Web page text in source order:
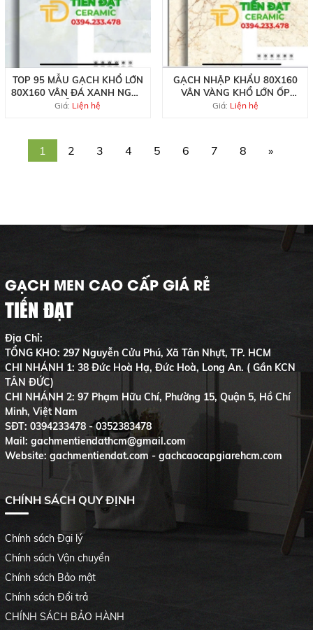
TOP 95 MẪU GẠCH KHỔ LỚN
80X160 VÂN ĐÁ XANH NGỌC
MẪU MỚI
Giá: Liện hệ
GẠCH NHẬP KHẨU 80X160
VÂN VÀNG KHỔ LỚN ỐP
TƯỜNG GIÁ RẺ
Giá: Liện hệ
1 2 3 4 5 6 7 8 »
GẠCH MEN CAO CẤP GIÁ RẺ
TIẾN ĐẠT
Địa Chỉ:
TỔNG KHO: 297 Nguyễn Cửu Phú, Xã Tân Nhựt, TP. HCM
CHI NHÁNH 1: 38 Đức Hoà Hạ, Đức Hoà, Long An. ( Gần KCN
TÂN ĐỨC)
CHI NHÁNH 2: 97 Phạm Hữu Chí, Phường 15, Quận 5, Hồ Chí
Minh, Việt Nam
SĐT: 0394233478 - 0352383478
Mail: gachmentiendathcm@gmail.com
Website: gachmentiendat.com - gachcaocapgiarehcm.com
CHÍNH SÁCH QUY ĐỊNH
Chính sách Đại lý
Chính sách Vận chuyển
Chính sách Bảo mật
Chính sách Đổi trả
CHÍNH SÁCH BẢO HÀNH